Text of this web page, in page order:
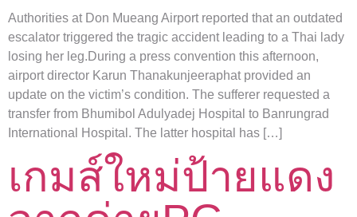
Authorities at Don Mueang Airport reported that an outdated
escalator triggered the tragic accident leading to a Thai lady
losing her leg.During a press convention this afternoon,
airport director Karun Thanakunjeeraphat provided an
update on the victim’s condition. The sufferer requested a
transfer from Bhumibol Adulyadej Hospital to Banrungrad
International Hospital. The latter hospital has […]
เกมส์ใหม่ป้ายแดง